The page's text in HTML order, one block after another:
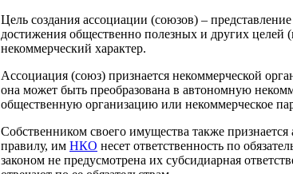
Цель создания ассоциации (союзов) –
достижения общественно полезных и других целей
некоммерческий характер.
Ассоциация (союз) признается некоммерческой
она может быть преобразована в автономную
общественную организацию или некоммерческое
Собственником своего имущества также
правилу, им НКО несет ответственность по
законом не предусмотрена их субсидиарная